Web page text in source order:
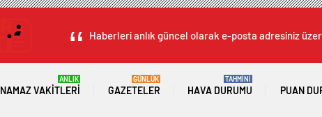
Haberleri anlık güncel olarak e-posta adresiniz
NAMAZ VAKITLERI
ANLIK
GAZETELER
GÜNLÜK
HAVA DURUMU
TAHMİNİ
PUAN